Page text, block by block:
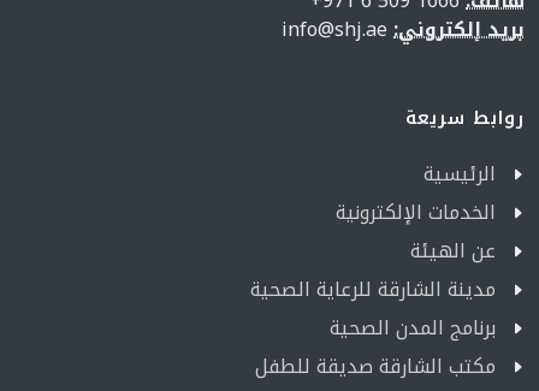
بريد إلكتروني:
روابط سريعة
الرئيسية
الخدمات الإلكترونية
عن الهيئة
مدينة الشارقة للرعاية الصحية
برنامج المدن الصحية
مكتب الشارقة صديقة للطفل